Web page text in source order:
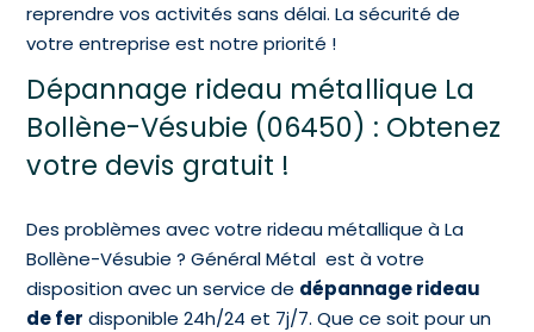
reprendre vos activités sans délai. La sécurité de
votre entreprise est notre priorité !
Dépannage rideau métallique La
Bollène-Vésubie (06450) : Obtenez
votre devis gratuit !
Des problèmes avec votre rideau métallique à La
Bollène-Vésubie ? Général Métal est à votre
disposition avec un service de dépannage rideau
de fer disponible 24h/24 et 7j/7. Que ce soit pour un